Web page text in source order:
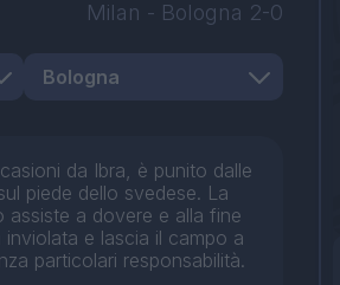
Milan - Bologna 2-0
da Ibra, è punito dalle
piede dello svedese. La
assiste a dovere e alla fine
e lascia il campo a
particolari responsabilità.